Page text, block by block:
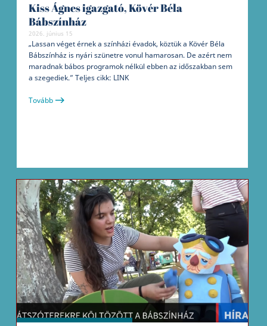
Kiss Ágnes igazgató, Kövér Béla
Bábszínház
2026. június 15
„Lassan véget érnek a színházi évadok, köztük a Kövér Béla
Bábszínház is nyári szünetre vonul hamarosan. De azért nem
maradnak bábos programok nélkül ebben az időszakban sem
a szegediek.” Teljes cikk: LINK
Tovább